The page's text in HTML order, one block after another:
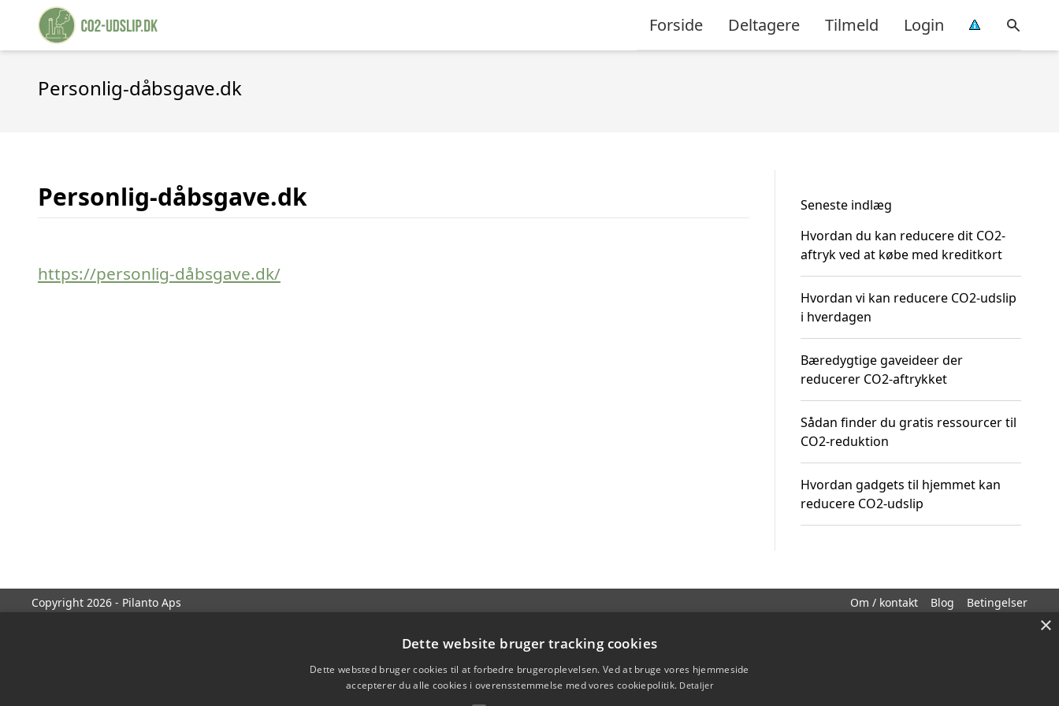
Forside Deltagere Tilmeld Login
Personlig-dåbsgave.dk
Personlig-dåbsgave.dk
https://personlig-dåbsgave.dk/
Seneste indlæg
Hvordan du kan reducere dit CO2-
aftryk ved at købe med kreditkort
Hvordan vi kan reducere CO2-udslip
i hverdagen
Bæredygtige gaveideer der
reducerer CO2-aftrykket
Sådan finder du gratis ressourcer til
CO2-reduktion
Hvordan gadgets til hjemmet kan
reducere CO2-udslip
Copyright 2026 - Pilanto Aps Om / kontakt Blog Betingelser
×
Dette website bruger tracking cookies
Dette websted bruger cookies til at forbedre brugeroplevelsen. Ved at bruge vores hjemmeside
accepterer du alle cookies i overensstemmelse med vores cookiepolitik. Detaljer